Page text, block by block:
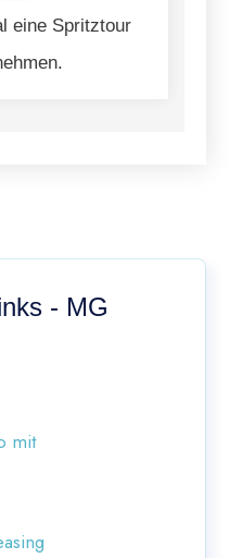
eine Spritztour
- MG
mit